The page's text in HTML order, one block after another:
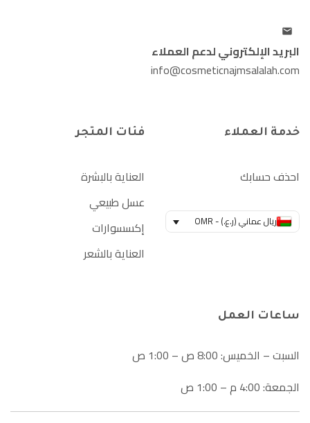
البريد الإلكتروني لدعم العملاء
info@cosmeticnajmsalalah.com
خدمة العملاء
احذف حسابك
ريال عماني (ر.ع.) - OMR
فئات المتجر
العناية بالبشرة
عسل طبيعي
إكسسوارات
العناية بالشعر
ساعات العمل
السبت – الخميس: 8:00 ص – 1:00 ص
الجمعة: 4:00 م – 1:00 ص